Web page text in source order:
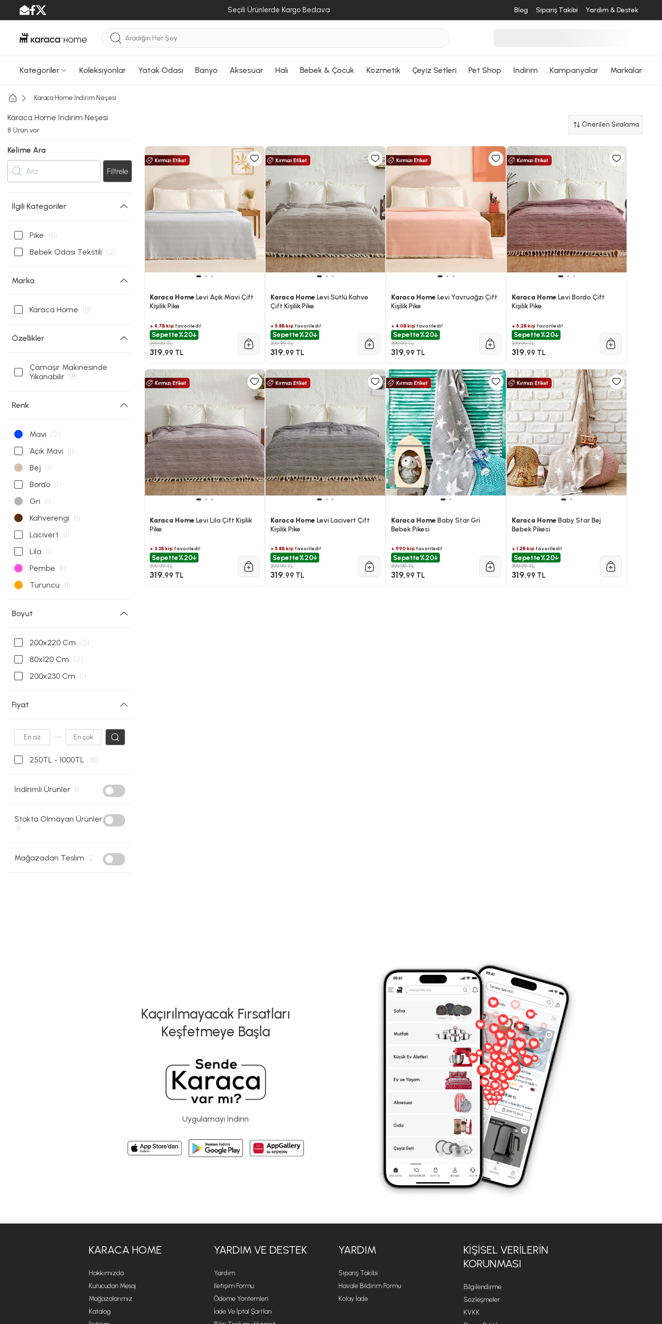
Seçili Ürünlerde Kargo Bedava Blog Sipariş Takibi Yardım & Destek
Kategoriler Koleksiyonlar Yatak Odası Banyo Aksesuar Halı Bebek & Çocuk Kozmetik Çeyiz Setleri Pet Shop İndirim Kampanyalar Markalar
Karaca Home İndirim Neşesi
Karaca Home İndirim Neşesi
8 Ürün var
Kelime Ara
Filtrele
İlgili Kategoriler
Pike (6)
Bebek Odası Tekstili (2)
Marka
Karaca Home (8)
Özellikler
Çamaşır Makinesinde
Yıkanabilir (8)
Renk
Mavi (2)
Açık Mavi (1)
Bej (1)
Bordo (1)
Gri (1)
Kahverengi (1)
Lacivert (1)
Lila (1)
Pembe (1)
Turuncu (1)
Boyut
200x220 Cm (5)
80x120 Cm (2)
200x230 Cm (1)
Fiyat
---
250TL - 1000TL (8)
İndirimli Ürünler 8
Stokta Olmayan Ürünler
8
Mağazadan Teslim 2
Önerilen Sıralama
Karaca Home Levi Açık Mavi Çift
Kişilik Pike
+ 4.7B kişifavoriledi!
Sepette%20
399,99 TL
319,99 TL
Karaca Home Levi Sütlü Kahve
Çift Kişilik Pike
+ 5.8B kişifavoriledi!
Sepette%20
399,99 TL
319,99 TL
Karaca Home Levi Yavruağzı Çift
Kişilik Pike
+ 4.0B kişifavoriledi!
Sepette%20
399,99 TL
319,99 TL
Karaca Home Levi Bordo Çift
Kişilik Pike
+ 5.2B kişi favoriledi!
Sepette%20
399,99 TL
319,99 TL
Karaca Home Levi Lila Çift Kişilik
Pike
+ 3.3B kişifavoriledi!
Sepette%20
399,99 TL
319,99 TL
Karaca Home Levi Lacivert Çift
Kişilik Pike
+ 5.8B kişifavoriledi!
Sepette%20
399,99 TL
319,99 TL
Karaca Home Baby Star Gri
Bebek Pikesi
+ 990 kişifavoriledi!
Sepette%20
399,99 TL
319,99 TL
Karaca Home Baby Star Bej
Bebek Pikesi
+ 1.2B kişi favoriledi!
Sepette%20
399,99 TL
319,99 TL
Kaçırılmayacak Fırsatları
Keşfetmeye Başla
Uygulamayı İndirin
KARACA HOME
Hakkımızda
Kurucudan Mesaj
Mağazalarımız
Katalog
YARDIM VE DESTEK
Yardım
İletişim Formu
Ödeme Yöntemleri
İade Ve İptal Şartları
YARDIM
Sipariş Takibi
Havale Bildirim Formu
Kolay İade
KİŞİSEL VERİLERİN
KORUNMASI
Bilgilendirme
Sözleşmeler
KVKK